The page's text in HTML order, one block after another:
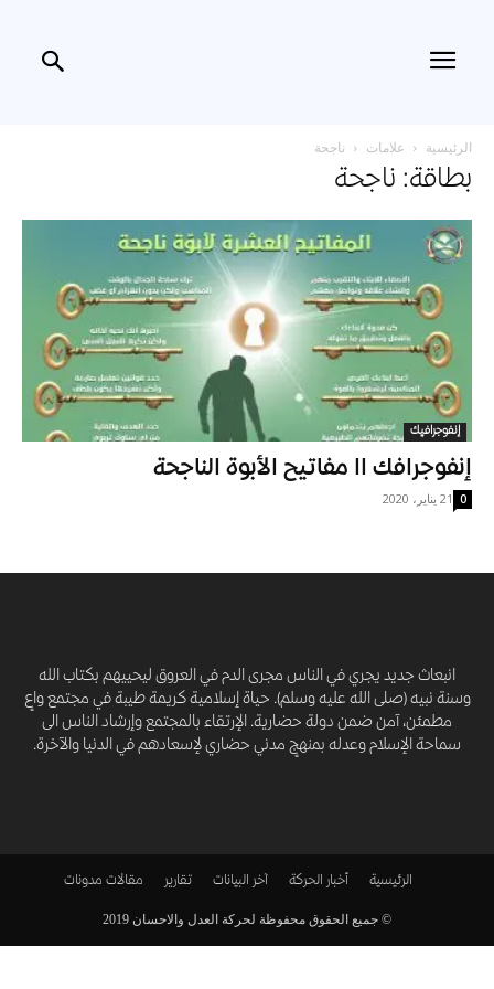
الرئيسية علامات ناجحة
بطاقة: ناجحة
إنفوجرافيك
إنفوجرافك اا مفاتيح الأبوة الناجحة
21 يناير، 2020 0
انبعاث جديد يجري في الناس مجرى الدم في العروق ليحييهم بكتاب الله
وسنة نبيه (صلى الله عليه وسلم). حياة إسلامية كريمة طيبة في مجتمع واعٍ
مطمئن، آمن ضمن دولة حضارية. الإرتقاء بالمجتمع وإرشاد الناس الى
سماحة الإسلام وعدله بمنهجٍ مدني حضاري لإسعادهم في الدنيا والآخرة.
الرئيسية أخبار الحركة آخر البيانات تقارير مقالات مدونات
© جميع الحقوق محفوظة لحركة العدل والاحسان 2019